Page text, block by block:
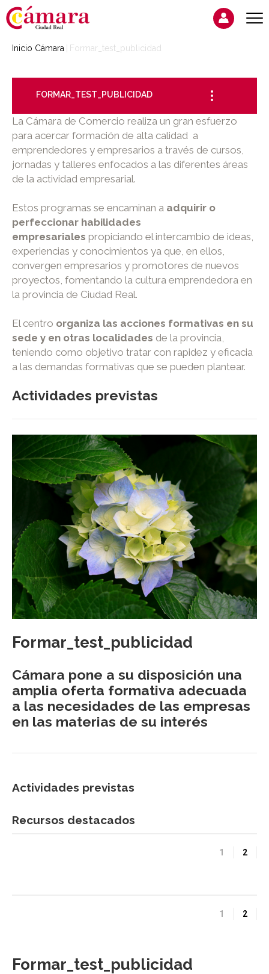
Inicio Cámara Formar_test_publicidad
FORMAR_TEST_PUBLICIDAD
La Cámara de Comercio realiza un gran esfuerzo
para acercar formación de alta calidad a
emprendedores y empresarios a través de cursos,
jornadas y talleres enfocados a las diferentes áreas
de la actividad empresarial.
Estos programas se encaminan a adquirir o
perfeccionar habilidades
empresariales propiciando el intercambio de ideas,
experiencias y conocimientos ya que, en ellos,
convergen empresarios y promotores de nuevos
proyectos, fomentando la cultura emprendedora en
la provincia de Ciudad Real.
El centro organiza las acciones formativas en su
sede y en otras localidades de la provincia,
teniendo como objetivo tratar con rapidez y eficacia
a las demandas formativas que se pueden plantear.
Actividades previstas
Formar_test_publicidad
Cámara pone a su disposición una
amplia oferta formativa adecuada
a las necesidades de las empresas
en las materias de su interés
Actividades previstas
Recursos destacados
1 2
1 2
Formar_test_publicidad